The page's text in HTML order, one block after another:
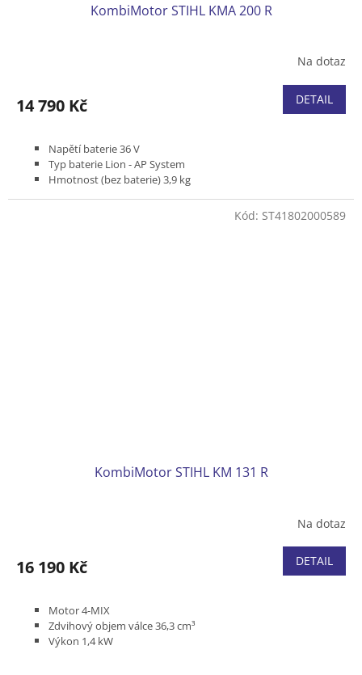
KombiMotor STIHL KMA 200 R
Na dotaz
14 790 Kč DETAIL
Napětí baterie 36 V
Typ baterie Lion - AP System
Hmotnost (bez baterie) 3,9 kg
KombiMotor STIHL KM 131 R
Na dotaz
16 190 Kč DETAIL
Motor 4-MIX
Zdvihový objem válce 36,3 cm³
Výkon 1,4 kW
Kód: ST41802000589